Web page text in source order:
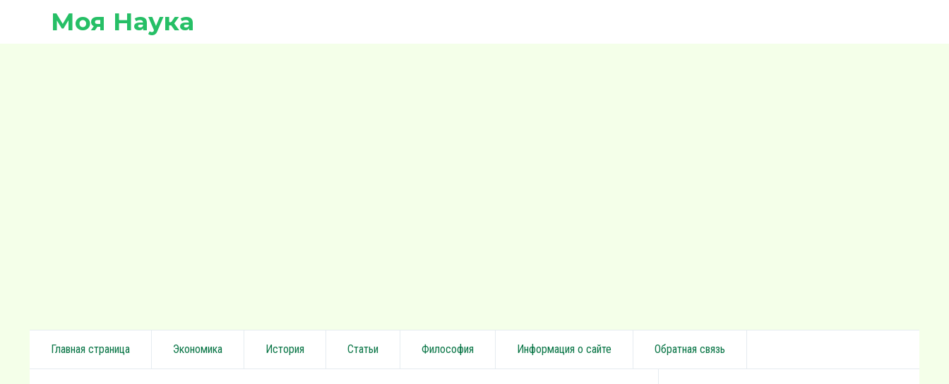
Моя Наука
Главная страница Экономика История Статьи Философия Информация о сайте Обратная связь